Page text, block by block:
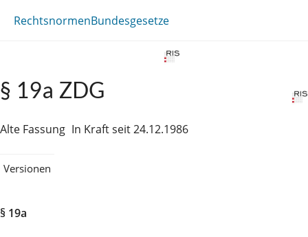
RechtsnormenBundesgesetze
§ 19a ZDG
Alte Fassung In Kraft seit 24.12.1986
Versionen
§ 19a